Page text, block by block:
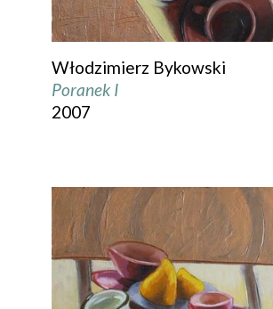
Włodzimierz Bykowski
Poranek I
2007